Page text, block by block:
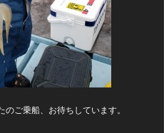
ご乗船、お待ちしています。